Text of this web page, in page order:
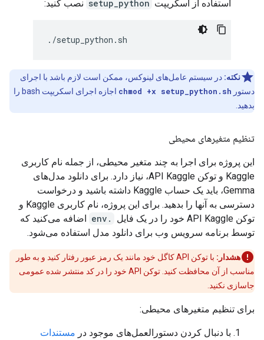
استفاده از اسکریپت setup_python نصب کنید:
نکته: در سیستم عامل‌های لینوکس، ممکن است لازم باشد با اجرای
دستور chmod +x setup_python.sh
اجازه اجرای اسکریپت bash را
بدهید.
تنظیم متغیرهای محیطی
این پروژه برای اجرا به چند متغیر محیطی، از جمله نام کاربری
Kaggle و توکن API Kaggle، نیاز دارد. برای دانلود مدل‌های
Gemma، باید یک حساب Kaggle داشته باشید و درخواست
دسترسی به آنها را بدهید. برای این پروژه، نام کاربری Kaggle و
توکن API Kaggle خود را در یک فایل
.env
اضافه می‌کنید که
توسط برنامه سرویس وب برای دانلود مدل استفاده می‌شود.
هشدار:
با توکن API کاگل خود مانند یک رمز عبور رفتار کنید و به طور
مناسب از آن محافظت کنید. توکن API خود را در کد منتشر شده عمومی
جاسازی نکنید.
برای تنظیم متغیرهای محیطی:
با دنبال کردن دستورالعمل‌های موجود در مستندات